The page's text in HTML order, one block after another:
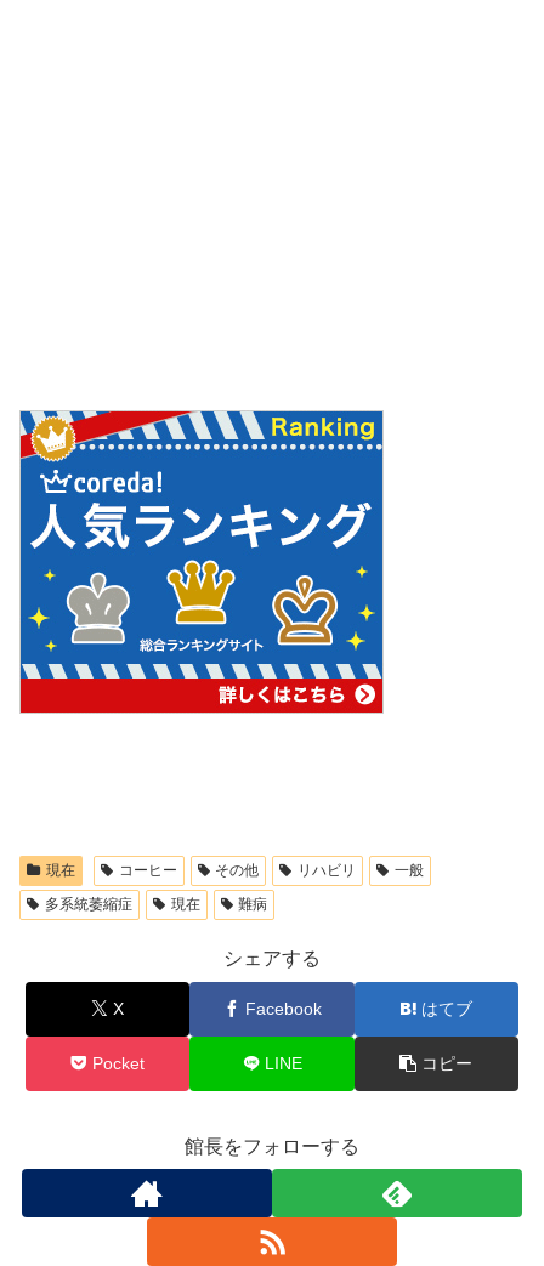
現在 コーヒー その他 リハビリ
一般
多系統萎縮症
現在 難病
シェアする
X Facebook はてブ
Pocket LINE コピー
館長をフォローする